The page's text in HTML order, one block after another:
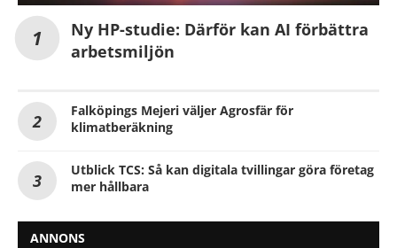
Ny HP-studie: Därför kan AI förbättra
arbetsmiljön
Falköpings Mejeri väljer Agrosfär för
klimatberäkning
Utblick TCS: Så kan digitala tvillingar göra företag
mer hållbara
ANNONS